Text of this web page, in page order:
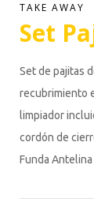
TAKE AWAY
Set
Set de pajitas
recubrimiento
limpiador
cordón de
Funda Antelina